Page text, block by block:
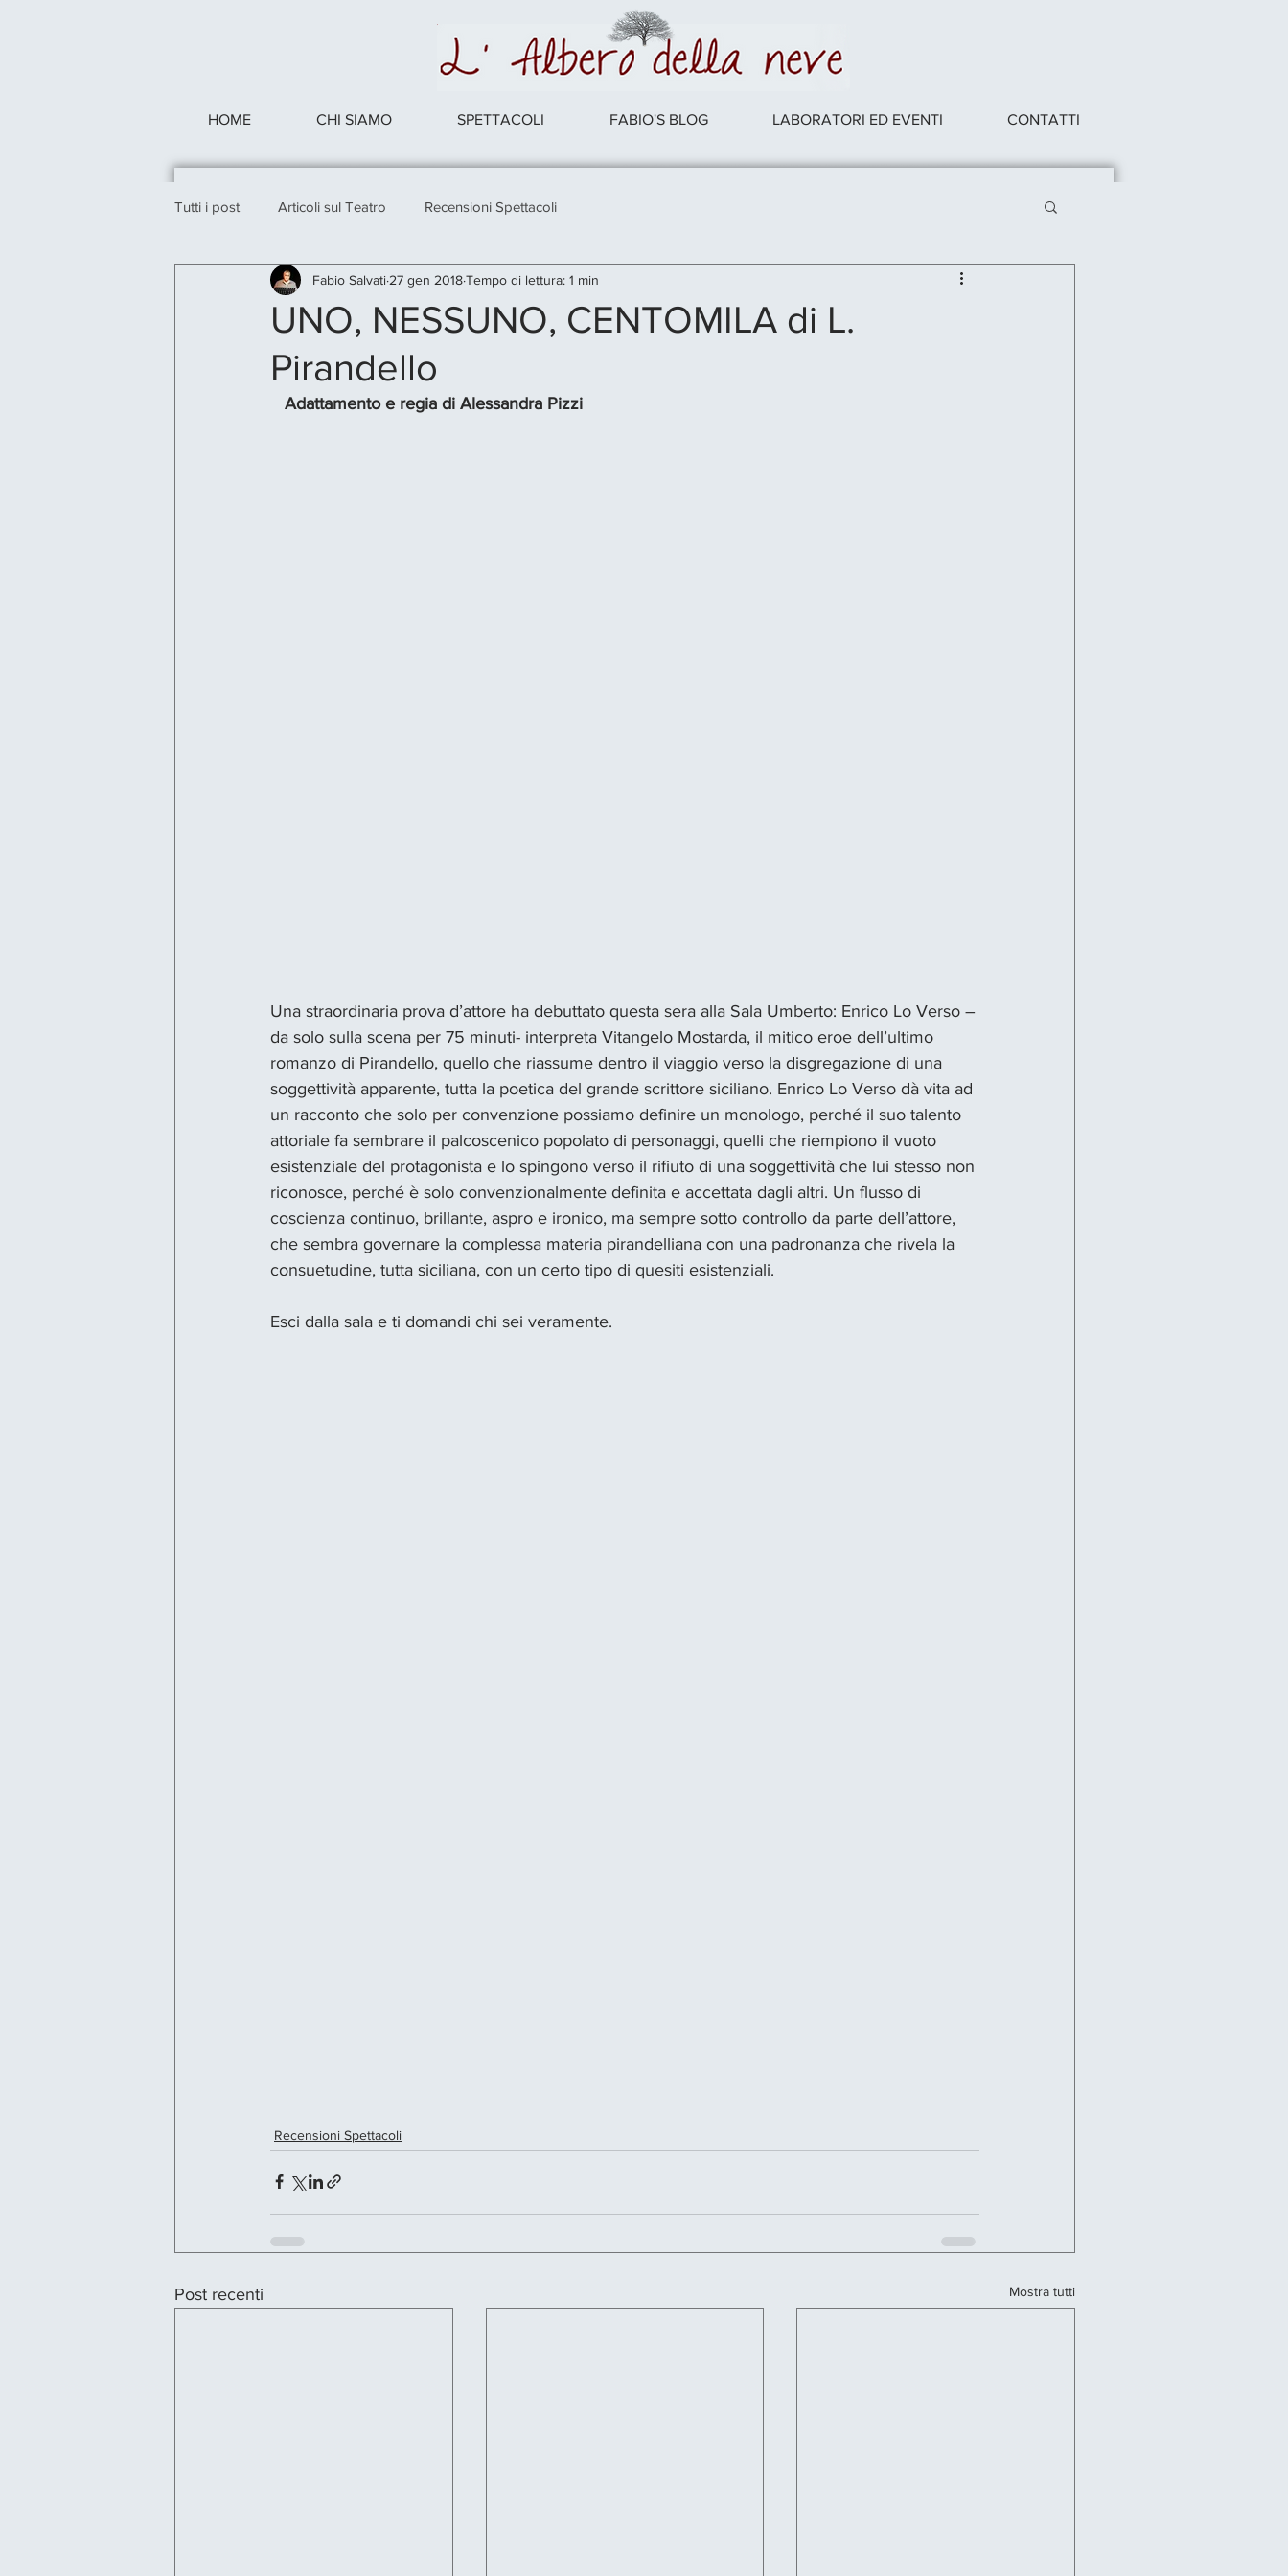
HOME CHI SIAMO SPETTACOLI FABIO'S BLOG LABORATORI ED EVENTI CONTATTI
Tutti i post Articoli sul Teatro Recensioni Spettacoli
UNO, NESSUNO, CENTOMILA di L.
Pirandello
Fabio Salvati 27 gen 2018Tempo di lettura: 1 min
Adattamento e regia di Alessandra Pizzi
Una straordinaria prova d’attore ha debuttato questa sera alla Sala Umberto: Enrico Lo Verso –
da solo sulla scena per 75 minuti- interpreta Vitangelo Mostarda, il mitico eroe dell’ultimo
romanzo di Pirandello, quello che riassume dentro il viaggio verso la disgregazione di una
soggettività apparente, tutta la poetica del grande scrittore siciliano. Enrico Lo Verso dà vita ad
un racconto che solo per convenzione possiamo definire un monologo, perché il suo talento
attoriale fa sembrare il palcoscenico popolato di personaggi, quelli che riempiono il vuoto
esistenziale del protagonista e lo spingono verso il rifiuto di una soggettività che lui stesso non
riconosce, perché è solo convenzionalmente definita e accettata dagli altri. Un flusso di
coscienza continuo, brillante, aspro e ironico, ma sempre sotto controllo da parte dell’attore,
che sembra governare la complessa materia pirandelliana con una padronanza che rivela la
consuetudine, tutta siciliana, con un certo tipo di quesiti esistenziali.
Esci dalla sala e ti domandi chi sei veramente.
Recensioni Spettacoli
Post recenti Mostra tutti